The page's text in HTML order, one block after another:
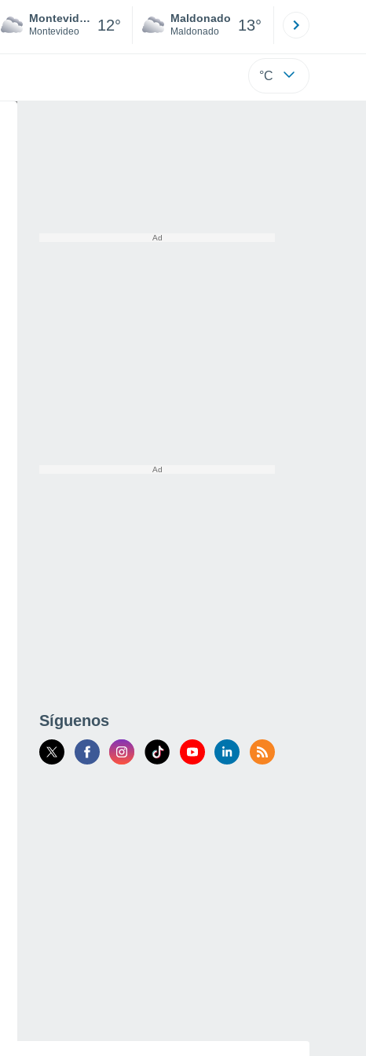
Montevideo
Montevideo 12° Maldonado
Maldonado 13°
°C
Síguenos